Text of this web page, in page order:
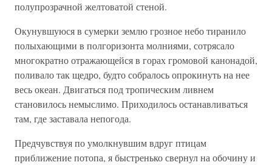
полупрозрачной желтоватой стеной.
Окунувшуюся в сумерки землю грозное небо тиранило
полыхающими в полгоризонта молниями, сотрясало
многократно отражающейся в горах громовой канонадой,
поливало так щедро, будто собралось опрокинуть на нее
весь океан. Двигаться под тропическим ливнем
становилось немыслимо. Приходилось останавливаться
там, где заставала непогода.
Предчувствуя по умолкнувшим вдруг птицам
приближение потопа, я быстренько свернул на обочину и